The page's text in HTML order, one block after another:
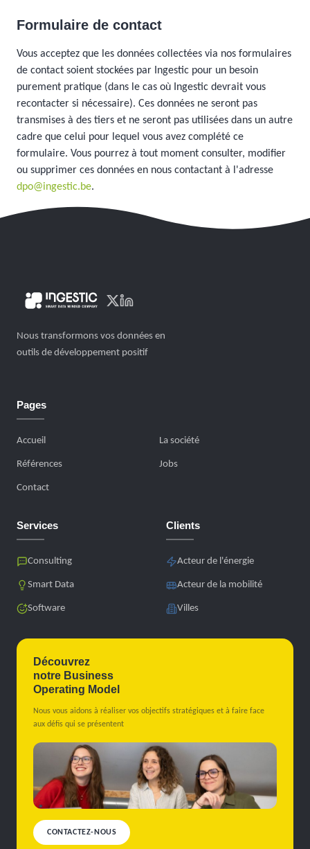
Formulaire de contact
Vous acceptez que les données collectées via nos formulaires
de contact soient stockées par Ingestic pour un besoin
purement pratique (dans le cas où Ingestic devrait vous
recontacter si nécessaire). Ces données ne seront pas
transmises à des tiers et ne seront pas utilisées dans un autre
cadre que celui pour lequel vous avez complété ce
formulaire. Vous pourrez à tout moment consulter, modifier
ou supprimer ces données en nous contactant à l'adresse
dpo@ingestic.be.
Nous transformons vos données en
outils de développement positif
Pages
Accueil La société
Références Jobs
Contact
Services
Consulting
Smart Data
Software
Clients
Acteur de l'énergie
Acteur de la mobilité
Villes
Découvrez
notre Business
Operating Model
Nous vous aidons à réaliser vos objectifs stratégiques et à faire face
aux défis qui se présentent
CONTACTEZ-NOUS